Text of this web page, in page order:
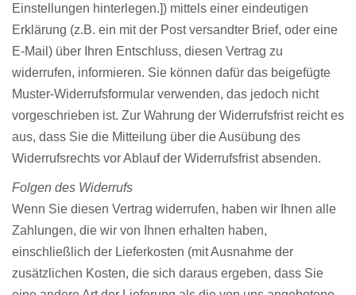
Einstellungen hinterlegen.]) mittels einer eindeutigen
Erklärung (z.B. ein mit der Post versandter Brief, oder eine
E-Mail) über Ihren Entschluss, diesen Vertrag zu
widerrufen, informieren. Sie können dafür das beigefügte
Muster-Widerrufsformular verwenden, das jedoch nicht
vorgeschrieben ist. Zur Wahrung der Widerrufsfrist reicht es
aus, dass Sie die Mitteilung über die Ausübung des
Widerrufsrechts vor Ablauf der Widerrufsfrist absenden.
Folgen des Widerrufs
Wenn Sie diesen Vertrag widerrufen, haben wir Ihnen alle
Zahlungen, die wir von Ihnen erhalten haben,
einschließlich der Lieferkosten (mit Ausnahme der
zusätzlichen Kosten, die sich daraus ergeben, dass Sie